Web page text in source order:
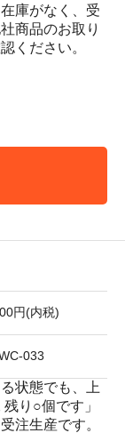
庫がなく、受
商品のお取り
ください。
円(内税)
033
状態でも、上
り○個です」
注生産です。